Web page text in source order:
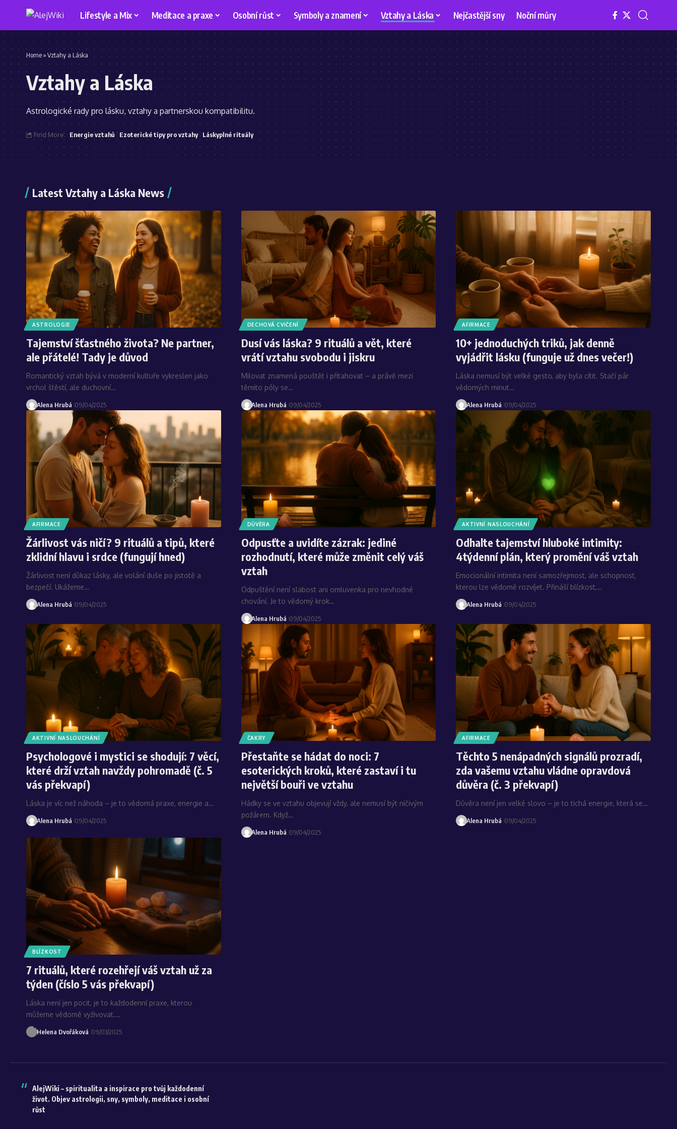
Lifestyle a Mix Meditace a praxe Osobní růst Symboly a znamení Vztahy a Láska Nejčastější sny Noční můry
Home»Vztahy a Láska
Vztahy a Láska
Astrologické rady pro lásku, vztahy a partnerskou kompatibilitu.
Find More: Energie vztahů Ezoterické tipy pro vztahy Láskyplné rituály
Latest Vztahy a Láska News
ASTROLOGIE
Tajemství šťastného života? Ne partner,
ale přátelé! Tady je důvod
Romantický vztah bývá v moderní kultuře vykreslen jako
vrchol štěstí, ale duchovní…
Alena Hrubá 09/04/2025
DECHOVÁ CVIČENÍ
Dusí vás láska? 9 rituálů a vět, které
vrátí vztahu svobodu i jiskru
Milovat znamená pouštět i přitahovat – a právě mezi
těmito póly se…
Alena Hrubá 09/04/2025
AFIRMACE
10+ jednoduchých triků, jak denně
vyjádřit lásku (funguje už dnes večer!)
Láska nemusí být velké gesto, aby byla cítit. Stačí pár
vědomých minut…
Alena Hrubá 09/04/2025
AFIRMACE
Žárlivost vás ničí? 9 rituálů a tipů, které
zklidní hlavu i srdce (fungují hned)
Žárlivost není důkaz lásky, ale volání duše po jistotě a
bezpečí. Ukážeme…
Alena Hrubá 09/04/2025
DŮVĚRA
Odpusťte a uvidíte zázrak: jediné
rozhodnutí, které může změnit celý váš
vztah
Odpuštění není slabost ani omluvenka pro nevhodné
chování. Je to vědomý krok…
Alena Hrubá 09/04/2025
AKTIVNÍ NASLOUCHÁNÍ
Odhalte tajemství hluboké intimity:
4týdenní plán, který promění váš vztah
Emocionální intimita není samozřejmost, ale schopnost,
kterou lze vědomě rozvíjet. Přináší blízkost,…
Alena Hrubá 09/04/2025
AKTIVNÍ NASLOUCHÁNÍ
Psychologové i mystici se shodují: 7 věcí,
které drží vztah navždy pohromadě (č. 5
vás překvapí)
Láska je víc než náhoda – je to vědomá praxe, energie a…
Alena Hrubá 09/04/2025
ČAKRY
Přestaňte se hádat do noci: 7
esoterických kroků, které zastaví i tu
největší bouři ve vztahu
Hádky se ve vztahu objevují vždy, ale nemusí být ničivým
požárem. Když…
Alena Hrubá 09/04/2025
AFIRMACE
Těchto 5 nenápadných signálů prozradí,
zda vašemu vztahu vládne opravdová
důvěra (č. 3 překvapí)
Důvěra není jen velké slovo – je to tichá energie, která se…
Alena Hrubá 09/04/2025
BLÍZKOST
7 rituálů, které rozehřejí váš vztah už za
týden (číslo 5 vás překvapí)
Láska není jen pocit, je to každodenní praxe, kterou
můžeme vědomě vyživovat.…
Helena Dvořáková 09/03/2025
AlejWiki – spiritualita a inspirace pro tvůj každodenní
život. Objev astrologii, sny, symboly, meditace i osobní
růst